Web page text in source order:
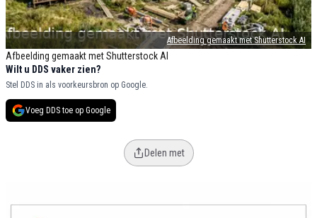
Afbeelding gemaakt met Shutterstock AI
Afbeelding gemaakt met Shutterstock AI
Wilt u DDS vaker zien?
Stel DDS in als voorkeursbron op Google.
Voeg DDS toe op Google
Delen met